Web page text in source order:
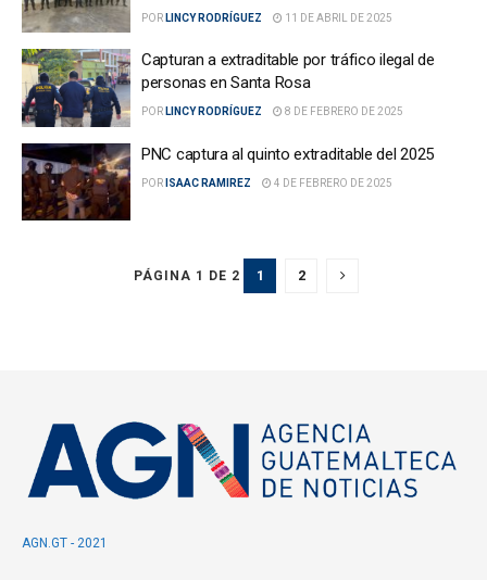
POR LINCY RODRÍGUEZ 11 DE ABRIL DE 2025
Capturan a extraditable por tráfico ilegal de
personas en Santa Rosa
POR LINCY RODRÍGUEZ 8 DE FEBRERO DE 2025
PNC captura al quinto extraditable del 2025
POR ISAAC RAMIREZ 4 DE FEBRERO DE 2025
PÁGINA 1 DE 2 1 2
AGN.GT - 2021